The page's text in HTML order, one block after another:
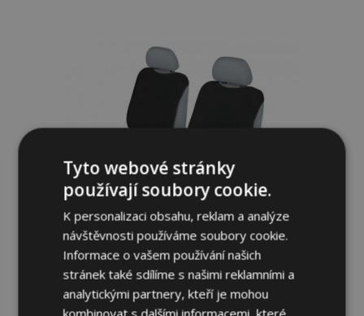
oblíbeným
Autotrika SHIRT AIRBAG II na přední
sedačky černé Honda Civic VII-VIII 2001-
2011
589,00 Kč
Tyto webové stránky
používají soubory cookie.
K personalizaci obsahu, reklam a analýze
návštěvnosti používáme soubory cookie.
Informace o vašem používání našich
stránek také sdílíme s našimi reklamními a
analytickými partnery, kteří je mohou